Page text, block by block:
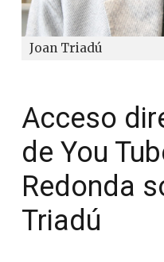
Joan Triadú
Acceso
de You
Redonda
Triadú